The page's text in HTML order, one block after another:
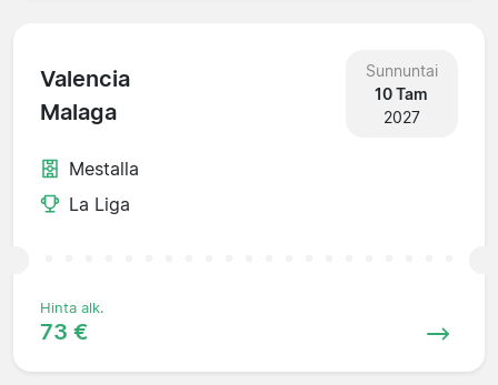
Valencia
Malaga
Sunnuntai
10 Tam
2027
Mestalla
La Liga
Hinta alk.
73 €